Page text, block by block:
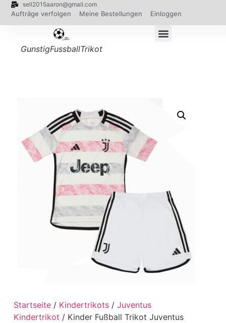
sell2015aaron@gmail.com
Aufträge verfolgen Meine Bestellungen Einloggen
GunstigFussballTrikot
Startseite/ Kindertrikots/ Juventus
Kindertrikot / Kinder Fußball Trikot Juventus